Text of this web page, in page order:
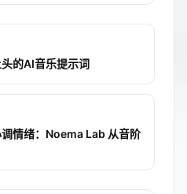
的AI音乐提示词
情绪：Noema Lab 从音阶